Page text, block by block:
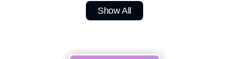
Show All